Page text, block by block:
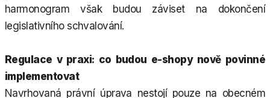
harmonogram však budou záviset na dokončení
legislativního schvalování.
Regulace v praxi: co budou e-shopy nově povinné
implementovat
Navrhovaná právní úprava nestojí pouze na obecném